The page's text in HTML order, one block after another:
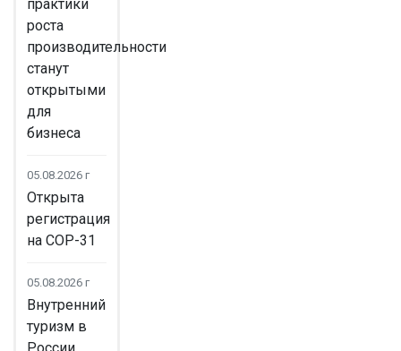
практики
роста
производительности
станут
открытыми
для
бизнеса
05.08.2026 г
Открыта
регистрация
на COP-31
05.08.2026 г
Внутренний
туризм в